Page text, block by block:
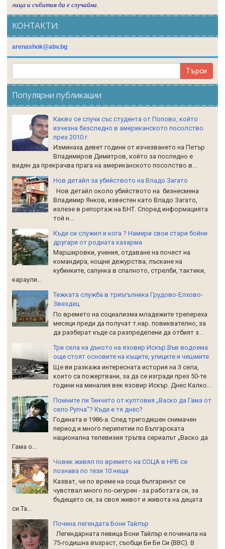
лица и събития да е случайна.
КОНТАКТИ:
arenashok@abv.bg
Популярни публикации
Какво се случи със студента от Попово, който
изчезна безследно в американското посолство
през 2010 г.
Изминаха девет години от изчезването на Петър
Владимиров Димитров, който за последно е
видян да прекрачва прага на американското посолство в...
Нов детайл за убийството на Владо Загато
Нов детайл около убийството на бизнесмена
Владимир Янков, известен като Владо Загато,
излезе в репортаж на БНТ. Според информацията
той н...
Къде си служил и кога ? Намери свои стари бойни
другари от родната казарма
Маршировки, учения, отдаване на почест на
командира, нощни дежурства, лъскане на
кубинките, сапунка в спалното, стрелби, тактики,
караули...
Тежката служба в триъгълника Грудово-Елхово-
Звездец
По времето на социализма младежите трепереха
месеци преди да получат т.нар. повиквателно, за
да разберат къде са разпределени да отбият з...
Три села на дъното на язовир Искър.Във водоема
още стоят основите на къщите, улиците и чешмите
Ще ви разкажа интересната история на 3 села,
които са пожертвани, за да се изгради през 50-те
години на миналия век язовир Искър. Днес Калко...
Помните ли Тинчето от култовия „Васко да Гама от
село Рупча“? Къде е тя днес?
Годината е 1986-а. След тригодишен снимачен
период и много перипетии по Българската
национална телевизия тръгва сериалът „Васко да
Гама о...
Човек живял по времето на СОЦА в НРБ се
познава по тези 10 неща
Казват, че по време на соца българинът се
чувствал много по-сигурен - за работата си, за
бъдещето си, за своя живот и живота на децата
си.Та...
Почина легендата Бони Тайлър
Легендарната певица Бони Тайлър е починала на
75-годишна възраст, съобщи Би Би Си (BBC). В